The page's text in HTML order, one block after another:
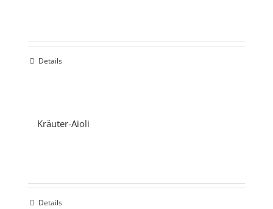
Details
Kräuter-Aioli
Details